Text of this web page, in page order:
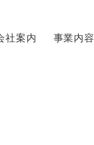
社案内 事業内容